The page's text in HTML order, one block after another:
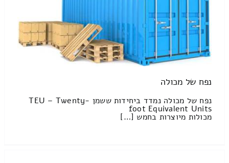
נפח של מכולה
נפח של מכולה נמדד ביחידות ששמן TEU – Twenty-
foot Equivalent Units
מכולות מיוצרות בחמש […]